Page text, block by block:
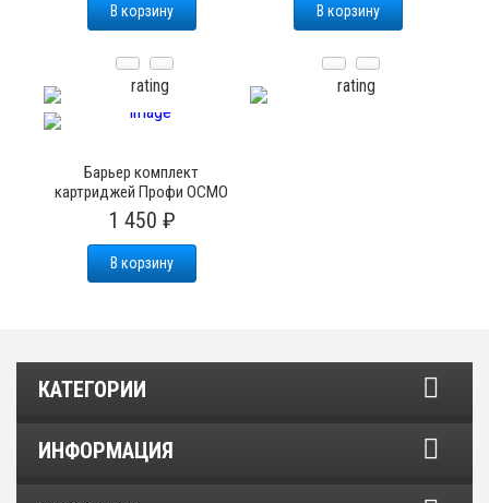
В корзину В корзину
Барьер комплект
картриджей Профи ОСМО
1 450 ₽
В корзину
КАТЕГОРИИ
ИНФОРМАЦИЯ